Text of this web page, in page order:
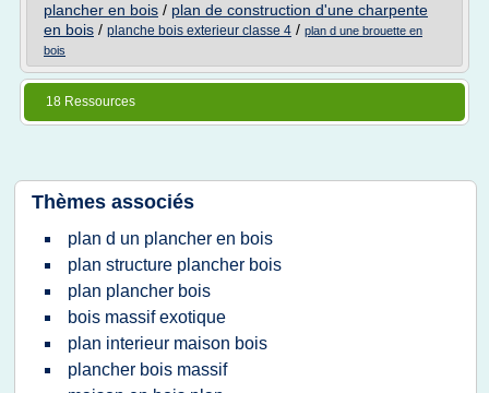
plancher en bois / plan de construction d'une charpente
en bois / planche bois exterieur classe 4 / plan d une brouette en
bois
18 Ressources
Thèmes associés
plan d un plancher en bois
plan structure plancher bois
plan plancher bois
bois massif exotique
plan interieur maison bois
plancher bois massif